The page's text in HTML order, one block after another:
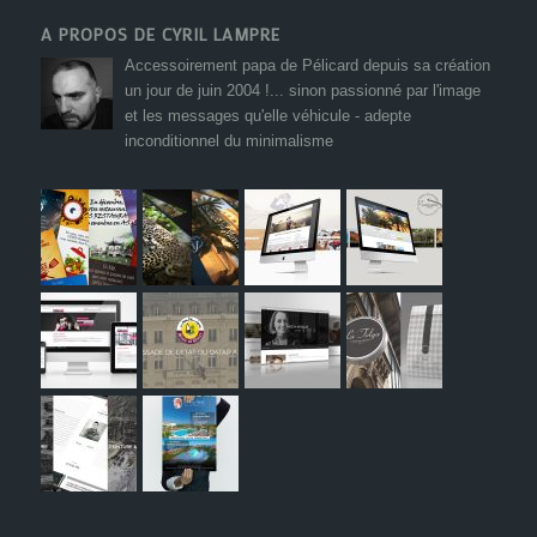
A PROPOS DE CYRIL LAMPRE
Accessoirement papa de Pélicard depuis sa création
un jour de juin 2004 !... sinon passionné par l'image
et les messages qu'elle véhicule - adepte
inconditionnel du minimalisme